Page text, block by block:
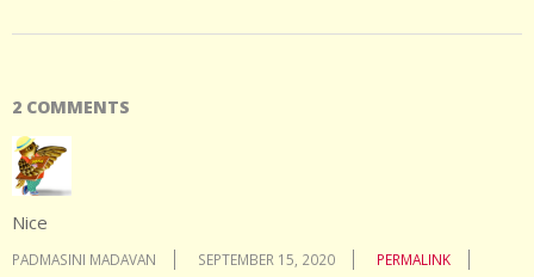
2 COMMENTS
Nice
PADMASINI MADAVAN SEPTEMBER 15, 2020
PERMALINK